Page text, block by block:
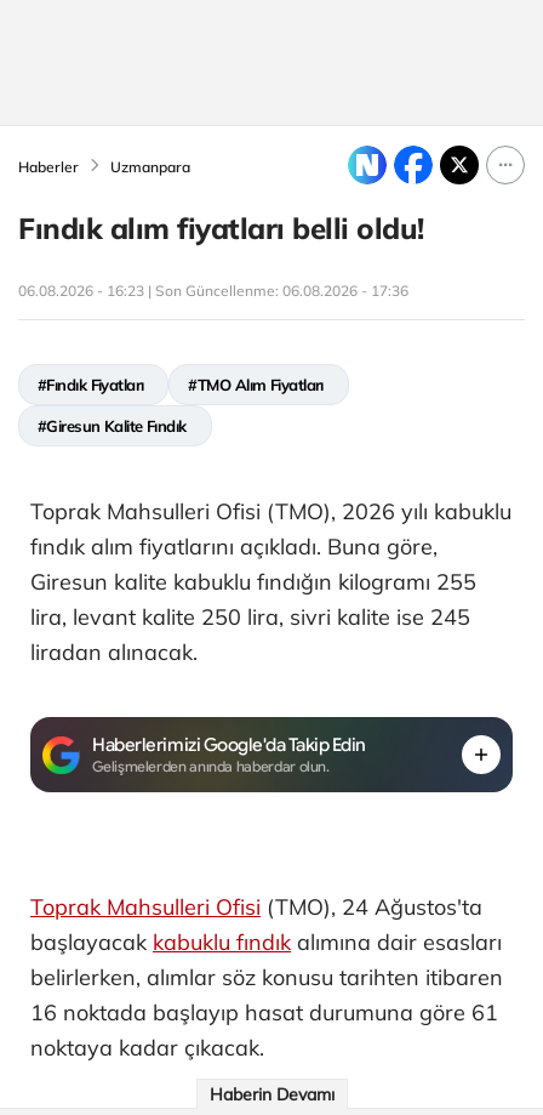
Haberler Uzmanpara
Fındık alım fiyatları belli oldu!
06.08.2026 - 16:23 | Son Güncellenme: 06.08.2026 - 17:36
#Fındık Fiyatları #TMO Alım Fiyatları
#Giresun Kalite Fındık
Toprak Mahsulleri Ofisi (TMO), 2026 yılı kabuklu
fındık alım fiyatlarını açıkladı. Buna göre,
Giresun kalite kabuklu fındığın kilogramı 255
lira, levant kalite 250 lira, sivri kalite ise 245
liradan alınacak.
Haberlerimizi Google'da Takip Edin
Gelişmelerden anında haberdar olun.
Toprak Mahsulleri Ofisi (TMO), 24 Ağustos'ta
başlayacak kabuklu fındık alımına dair esasları
belirlerken, alımlar söz konusu tarihten itibaren
16 noktada başlayıp hasat durumuna göre 61
noktaya kadar çıkacak.
Haberin Devamı